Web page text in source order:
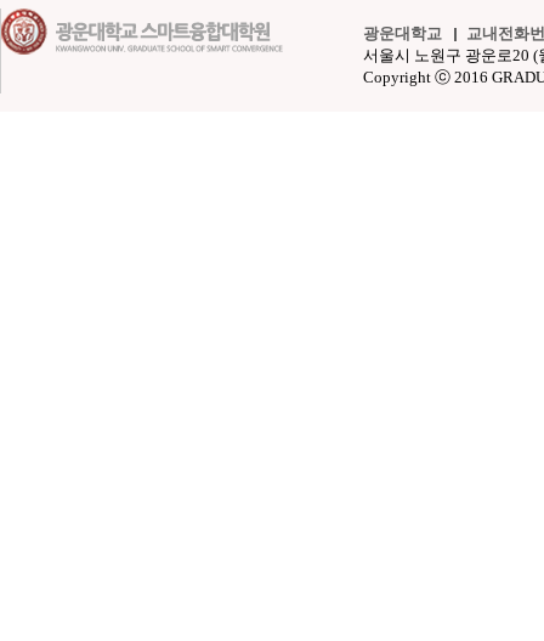
광운대학교
교내전화
서울시 노원구 광운로20 (
Copyright ⓒ 2016